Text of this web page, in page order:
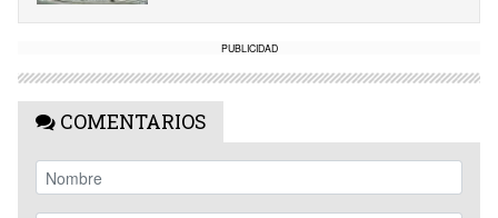
PUBLICIDAD
COMENTARIOS